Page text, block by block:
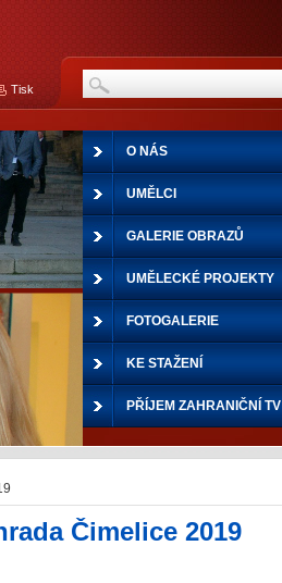
Čimelice 2019
O NÁS
UMĚLCI
GALERIE OBRAZŮ
UMĚLECKÉ PROJEKTY
FOTOGALERIE
KE STAŽENÍ
PŘÍJEM ZAHRANIČNÍ TV
Tisk